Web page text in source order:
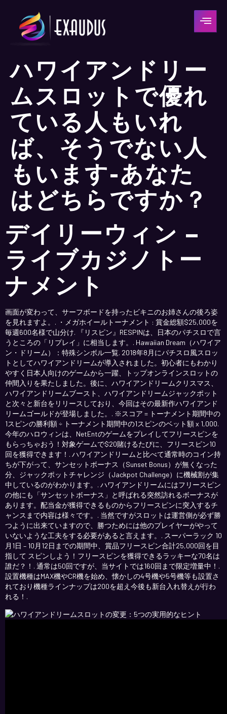
ハワイアンドリー
ムスロットで優れ
ている人もいれ
ば、そうでない人
もいます-あなた
はどちらですか？
デイリーウィン –
ライブカジノトー
ナメント
画面が変わって、サーフボードを持ったビキニのお姉さんの後ろ姿
を見れますよ。. ・メガホイールトーナメント : 賞金総額$25,000を
毎週600名様で山分け. 『リスピン』RESPINは、日本のパチスロで言
うところの「リプレイ」に相当します。. Hawaiian Dream（ハワイア
ン・ドリーム）：特殊シンボル一覧. 2018年8月にパチスロ風スロッ
トとしてハワイアンドリームが導入されました。初心者にもわかり
やすく日本人向けのゲームから一躍、トップオンラインスロットの
仲間入りを果たしました。後に、ハワイアンドリームクリスマス、
ハワイアンドリームブースト、ハワイアンドリームジャックポット
と次々と新台をリリースしており、今回はその最新作ハワイアンド
リームゴールドが登場しました。. ※スコア = トーナメント期間中の
1スピンの勝利額 ÷ トーナメント期間中の1スピンのベット額 x 1,000.
今年のハロウィンは、NetEntのゲームをプレイしてフリースピンを
もらっちゃおう！対象ゲームで$20賭けるたびに、フリースピン10
回を獲得できます！. ハワイアンドリームと比べて通常時のコイン持
ちが下がって、サンセットボーナス（Sunset Bonus）が無くなった
分、ジャックポットチャレンジ（Jackpot Challenge）に機械割が集
中しているのがわかります。. ハワイアンドリームにはフリースピン
の他にも「サンセットボーナス」と呼ばれる突然訪れるボーナスが
あります。配当金が獲得できるものからフリースピンに突入するチ
ャンスまで内容は様々です。. 当然ですがスロットは運営側が必ず勝
つように出来ていますので、勝つためには他のプレイヤーがやって
いないような工夫をする必要があると言えます。. スーパーラック 10
月1日 – 10月12日までの期間中、賞品フリースピン合計25,000回を目
指して スピンしよう！フリースピンを獲得できるラッキーな70名は
誰だ？！. 通常は50回ですが、当サイトでは160回まで限定増量中！.
設置機種はMAX機やCR機を始め、懐かしの4号機や5号機等も設置さ
れており機種ラインナップは200を超え今後も新台入れ替えが行わ
れる！.